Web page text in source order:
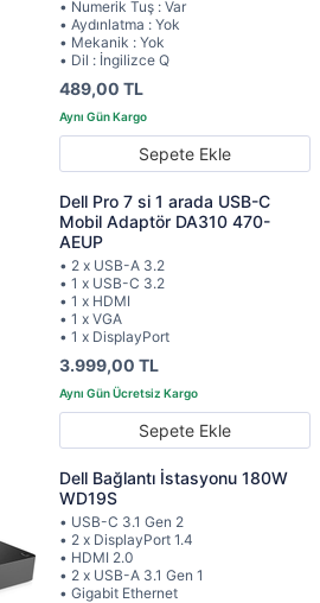
• Numerik Tuş : Var
• Aydınlatma : Yok
• Mekanik : Yok
• Dil : İngilizce Q
489,00 TL
Sepete Ekle
Dell Pro 7 si 1 arada USB-C
Mobil Adaptör DA310 470-
AEUP
• 2 x USB-A 3.2
• 1 x USB-C 3.2
• 1 x HDMI
• 1 x VGA
• 1 x DisplayPort
3.999,00 TL
Sepete Ekle
Dell Bağlantı İstasyonu 180W
WD19S
• USB-C 3.1 Gen 2
• 2 x DisplayPort 1.4
• HDMI 2.0
• 2 x USB-A 3.1 Gen 1
• Gigabit Ethernet